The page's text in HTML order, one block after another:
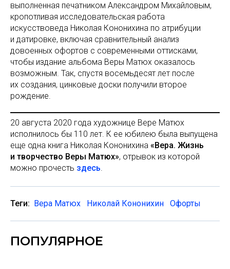
выполненная печатником Александром Михайловым,
кропотливая исследовательская работа
искусствоведа Николая Кононихина по атрибуции
и датировке, включая сравнительный анализ
довоенных офортов с современными оттисками,
чтобы издание альбома Веры Матюх оказалось
возможным. Так, спустя восемьдесят лет после
их создания, цинковые доски получили второе
рождение.
20 августа 2020 года художнице Вере Матюх
исполнилось бы 110 лет. К ее юбилею была выпущена
еще одна книга Николая Кононихина «Вера. Жизнь
и творчество Веры Матюх», отрывок из которой
можно прочесть здесь.
Теги: Вера Матюх Николай Кононихин Офорты
ПОПУЛЯРНОЕ